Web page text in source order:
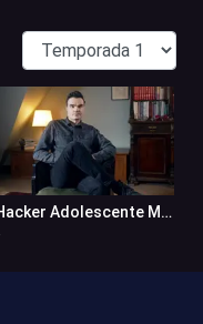
El Hacker Adolescente Más Buscado 1x4